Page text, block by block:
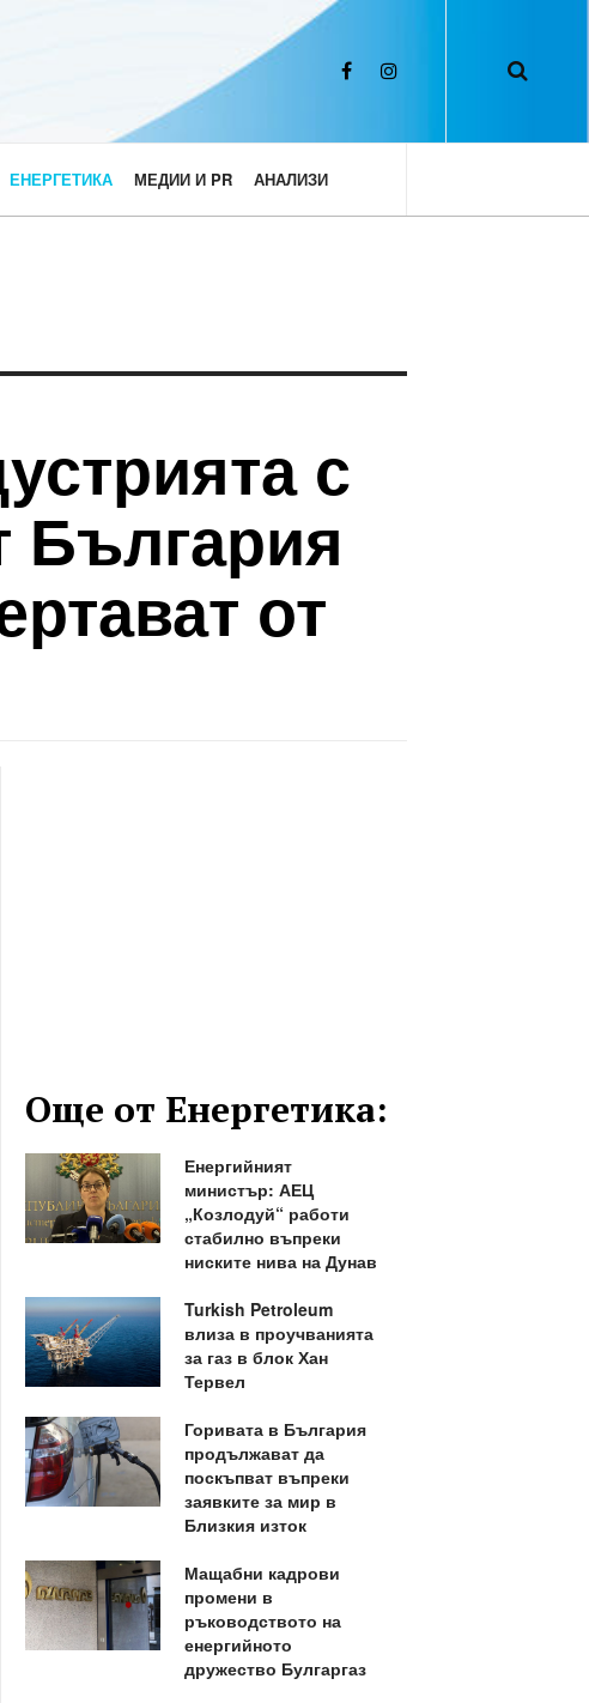
ЕНЕРГЕТИКА МЕДИИ И PR АНАЛИЗИ
с
България
от
Още от Енергетика:
Енергийният
министър: АЕЦ
„Козлодуй“ работи
стабилно въпреки
ниските нива на Дунав
Turkish Petroleum
влиза в проучванията
за газ в блок Хан
Тервел
Горивата в България
продължават да
поскъпват въпреки
заявките за мир в
Близкия изток
Мащабни кадрови
промени в
ръководството на
енергийното
дружество Булгаргаз